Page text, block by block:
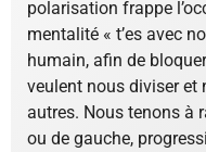
polarisation frappe
mentalité « t’es avec
humain, afin de
veulent nous diviser et
autres. Nous tenons à
ou de gauche,